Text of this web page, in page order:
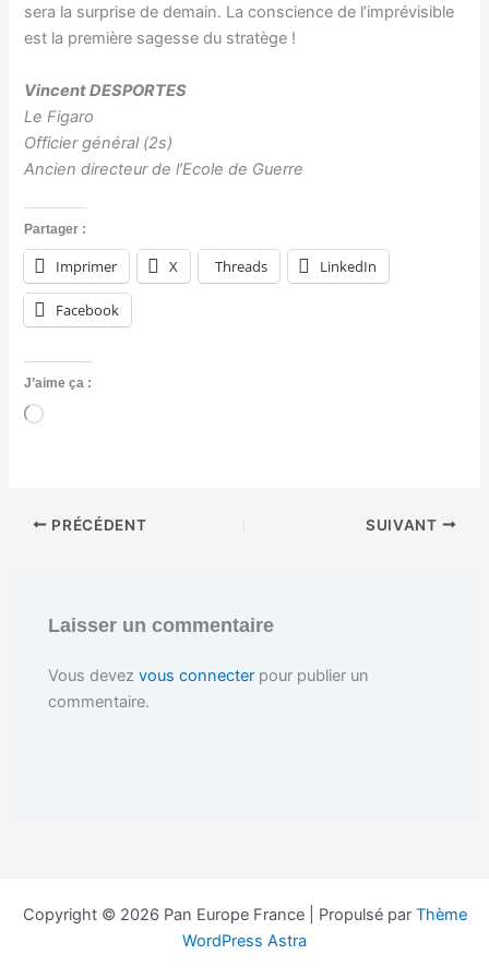
sera la surprise de demain. La conscience de l’imprévisible
est la première sagesse du stratège !
Vincent DESPORTES
Le Figaro
Officier général (2s)
Ancien directeur de l’Ecole de Guerre
Partager :
Imprimer X Threads LinkedIn
Facebook
J’aime ça :
C
…
PRÉCÉDENT SUIVANT
Laisser un commentaire
Vous devezvous connecter pour publier un
commentaire.
Copyright © 2026 Pan Europe France | Propulsé par Thème
WordPress Astra